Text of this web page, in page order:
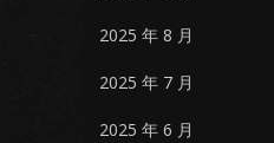
2025 年 8 月
2025 年 7 月
2025 年 6 月